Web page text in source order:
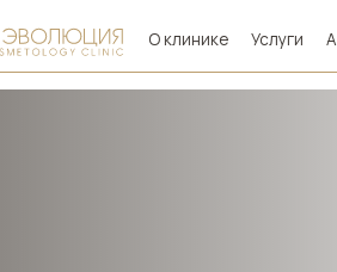
О клинике Услуги Акции